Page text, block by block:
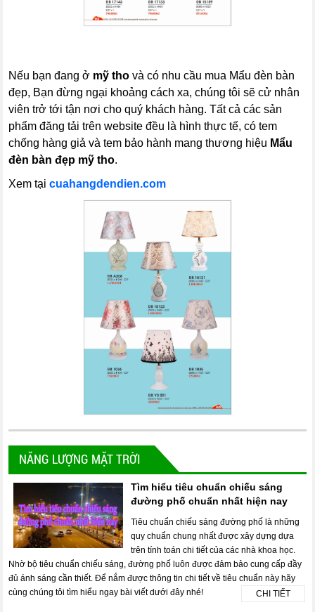
Nếu bạn đang ở mỹ tho và có nhu cầu mua Mẩu đèn bàn
đẹp, Bạn đừng ngại khoảng cách xa, chúng tôi sẽ cử nhân
viên trở tới tận nơi cho quý khách hàng. Tất cả các sản
phẩm đăng tải trên website đều là hình thực tế, có tem
chống hàng giả và tem bảo hành mang thương hiệu Mẩu
đèn bàn đẹp mỹ tho.
Xem tạicuahangdendien.com
NĂNG LƯỢNG MẶT TRỜI
Tìm hiểu tiêu chuẩn chiếu sáng
đường phố chuẩn nhất hiện nay
Tiêu chuẩn chiếu sáng đường phố là những
quy chuẩn chung nhất được xây dựng dựa
trên tính toán chi tiết của các nhà khoa học.
Nhờ bộ tiêu chuẩn chiếu sáng, đường phố luôn được đảm bảo cung cấp đầy
đủ ánh sáng cần thiết. Để nắm được thông tin chi tiết về tiêu chuẩn này hãy
cùng chúng tôi tìm hiểu ngay bài viết dưới đây nhé!
CHI TIẾT